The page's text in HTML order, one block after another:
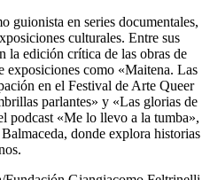
guionista en series documentales,
culturales. Entre sus
la edición crítica de las obras de
exposiciones como «Maitena. Las
en el Festival de Arte Queer
parlantes» y «Las glorias de
podcast «Me lo llevo a la tumba»,
donde explora historias